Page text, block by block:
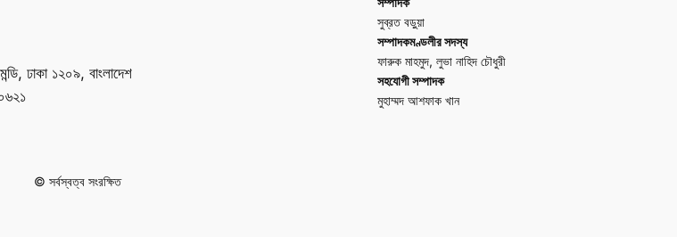
ঢাকা ১২০৯, বাংলাদেশ
সুব্রত বড়ুয়া
সম্পাদকমণ্ডলীর সদস্য
ফারুক মাহমুদ, লুভা নাহিদ চৌধুরী
সহযোগী সম্পাদক
মুহাম্মদ আশফাক খান
© সর্বস্বত্ব সংরক্ষিত